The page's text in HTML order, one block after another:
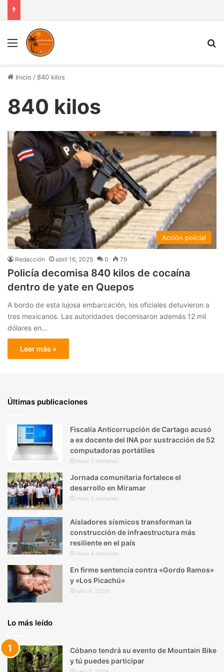
Menú
Inicio /840 kilos
840 kilos
Acción policial
Redacción abril 16, 2025 0 79
Policía decomisa 840 kilos de cocaína
dentro de yate en Quepos
A bordo de esta lujosa embarcación, los oficiales detuvieron a
tres mexicanos. Las autoridades decomisaron además 12 mil
dólares en…
Leer más »
Últimas publicaciones
Fiscalía Anticorrupción de Cartago acusó
a ex docente del INA por sustracción de 52
computadoras portátiles
Hace 2 semanas
Jornada comunitaria fortalece el
desarrollo en Miramar
Hace 2 semanas
Aisladores sísmicos transforman la
construcción de infraestructura más
resiliente en el país
Hace 4 semanas
En firme sentencia contra «Gordo Ramos»
y «Los Picachú»
julio 6, 2026
Lo más leído
Cóbano tendrá su evento de Mountain Bike
y tú puedes participar